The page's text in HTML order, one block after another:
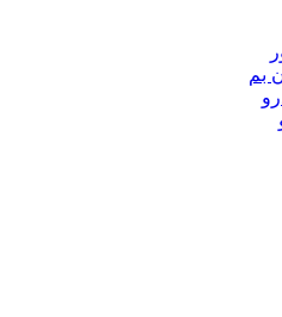
بم